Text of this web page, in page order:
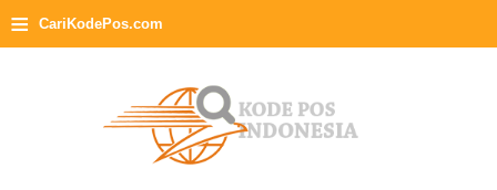
≡ CariKodePos.com